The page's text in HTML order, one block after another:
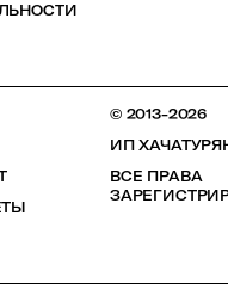
© 2013-2026
ИП
ВСЕ ПРАВА